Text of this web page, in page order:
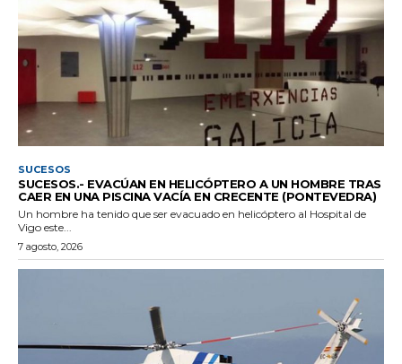
SUCESOS
SUCESOS.- EVACÚAN EN HELICÓPTERO A UN HOMBRE TRAS
CAER EN UNA PISCINA VACÍA EN CRECENTE (PONTEVEDRA)
Un hombre ha tenido que ser evacuado en helicóptero al Hospital de
Vigo este...
7 agosto, 2026